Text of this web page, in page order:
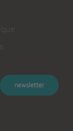
newsletter